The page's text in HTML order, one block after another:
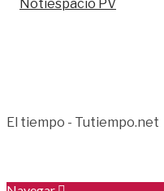
El tiempo - Tutiempo.net